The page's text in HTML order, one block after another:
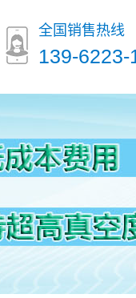
全国销售热线
139-6223-